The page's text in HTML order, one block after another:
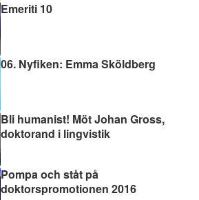
Emeriti 10
06. Nyfiken: Emma Sköldberg
Bli humanist! Möt Johan Gross,
doktorand i lingvistik
Pompa och ståt på
doktorspromotionen 2016